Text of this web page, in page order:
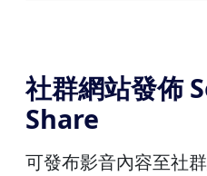
社群網站發佈
Share
可發布影音內容至社